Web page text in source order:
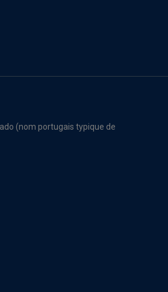
(nom portugais typique de